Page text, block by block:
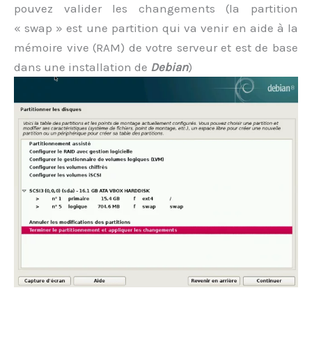
pouvez valider les changements (la partition
« swap » est une partition qui va venir en aide à la
mémoire vive (RAM) de votre serveur et est de base
dans une installation de Debian)